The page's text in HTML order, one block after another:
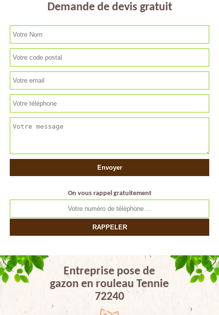
Demande de devis gratuit
On vous rappel gratuitement
Entreprise pose de
gazon en rouleau Tennie
72240